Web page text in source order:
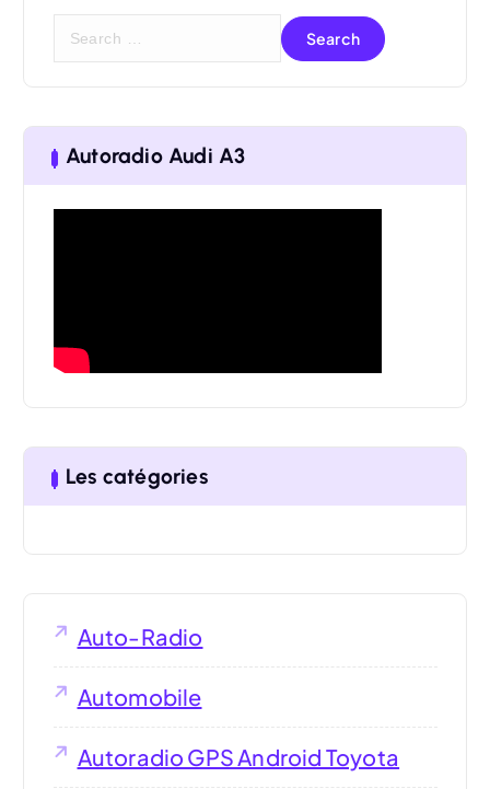
e
r
c
h
:
Autoradio Audi A3
Les catégories
Auto-Radio
Automobile
Autoradio GPS Android Toyota